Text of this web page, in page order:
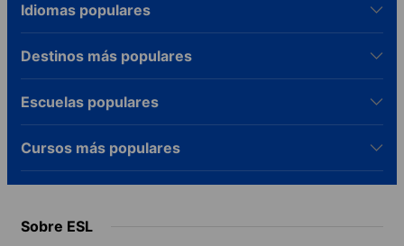
Idiomas populares
Destinos más populares
Escuelas populares
Cursos más populares
Sobre ESL